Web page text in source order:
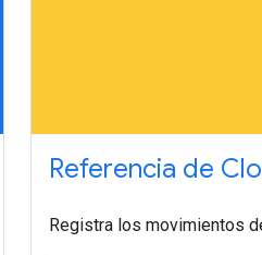
Referencia de
Registra los movimientos